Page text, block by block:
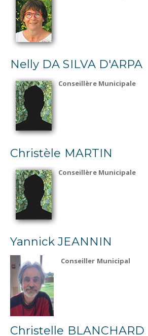
Nelly DA SILVA D'ARPA
Conseillère Municipale
Christèle MARTIN
Conseillère Municipale
Yannick JEANNIN
Conseiller Municipal
Christelle BLANCHARD